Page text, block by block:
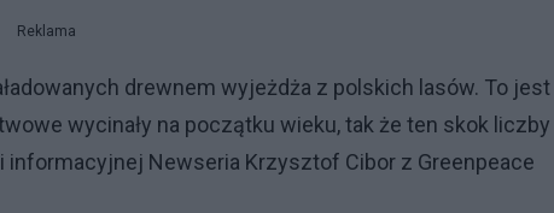
Reklama
drewnem wyjeżdża z polskich lasów. To jest
wycinały na początku wieku, tak że ten skok liczby
Newseria Krzysztof Cibor z Greenpeace